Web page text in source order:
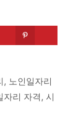
, 노인일자리
자리 자격, 시